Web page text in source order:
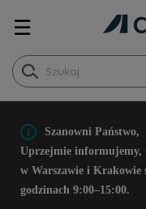
☰
Szanowni Państwo,
Uprzejmie informujemy,
w Warszawie i Krakowie
godzinach 9:00–15:00.